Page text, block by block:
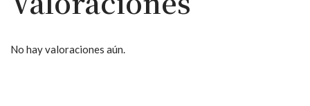
No hay valoraciones aún.